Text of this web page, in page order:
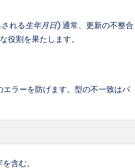
れる生年月日) 通常、更新の不整合
役割を果たします。
ラーを防げます。型の不一致はパ
含む。